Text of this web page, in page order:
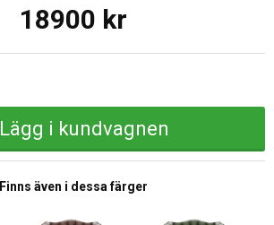
18900 kr
Lägg i kundvagnen
Finns även i dessa färger